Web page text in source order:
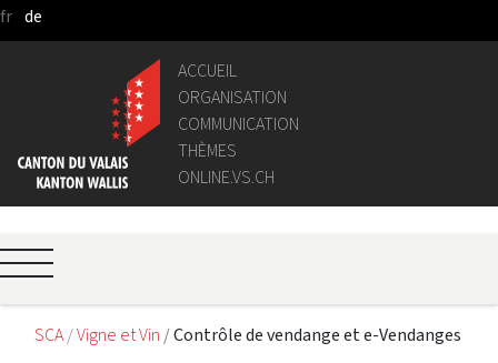
Saut au contenu principal
fr de
ACCUEIL
ORGANISATION
COMMUNICATION
THÈMES
ONLINE.VS.CH
SCA Vigne et Vin Contrôle de vendange et e-Vendanges